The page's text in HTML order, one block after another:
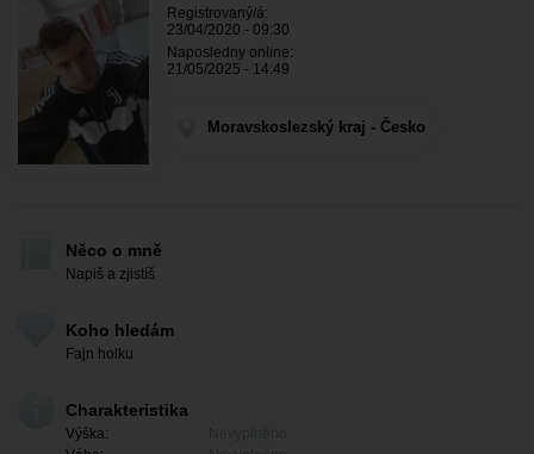
Registrovaný/á:
23/04/2020 - 09:30
Naposledny online:
21/05/2025 - 14:49
Moravskoslezský kraj - Česko
Něco o mně
Napiš a zjistíš
Koho hledám
Fajn holku
Charakteristika
Výška: